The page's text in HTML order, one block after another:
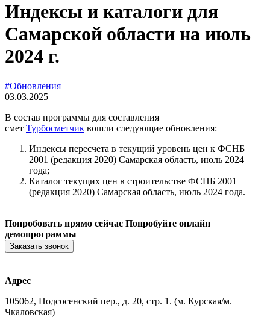
Индексы и каталоги для
Самарской области на июль
2024 г.
#Обновления
03.03.2025
В состав программы для составления
смет Турбосметчик вошли следующие обновления:
Индексы пересчета в текущий уровень цен к ФСНБ
2001 (редакция 2020) Самарская область, июль 2024
года;
Каталог текущих цен в строительстве ФСНБ 2001
(редакция 2020) Самарская область, июль 2024 года.
Попробовать прямо сейчас Попробуйте онлайн
демопрограммы
Заказать звонок
Адрес
105062, Подсосенский пер., д. 20, стр. 1. (м. Курская/м.
Чкаловская)